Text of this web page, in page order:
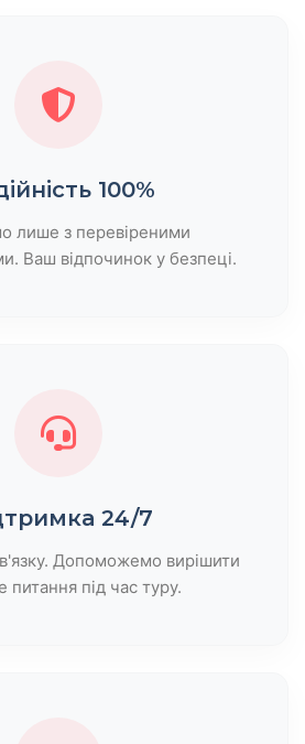
100%
лише з перевіреними
Ваш відпочинок у безпеці.
24/7
Допоможемо вирішити
питання під час туру.